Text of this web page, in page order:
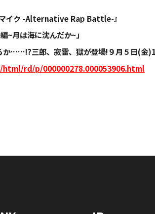
イク -Alternative Rap Battle-』
~月は海に沈んだか~」
か……!?三郎、寂雷、獄が登場!９月５日(金
rd/p/000000278.000053906.html